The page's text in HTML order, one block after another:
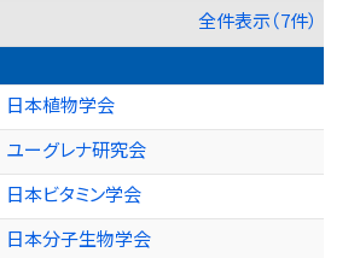
全件表示（7件）
日本植物学会
ユーグレナ研究会
日本ビタミン学会
日本分子生物学会